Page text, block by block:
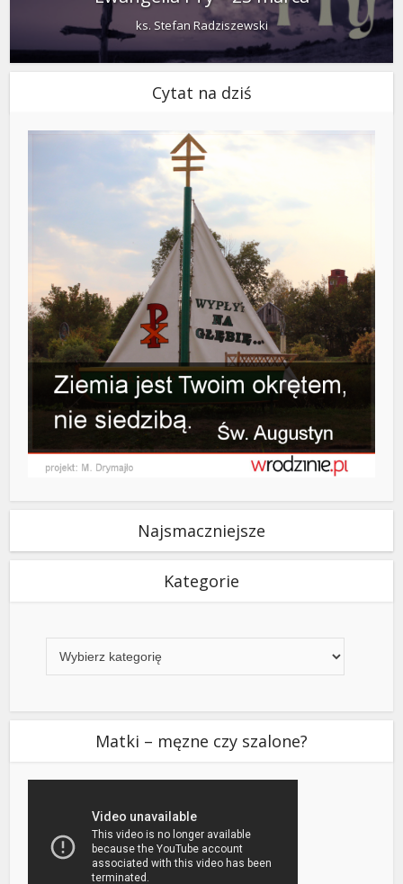
ks. Stefan Radziszewski
Cytat na dziś
Najsmaczniejsze
Kategorie
Matki – męzne czy szalone?